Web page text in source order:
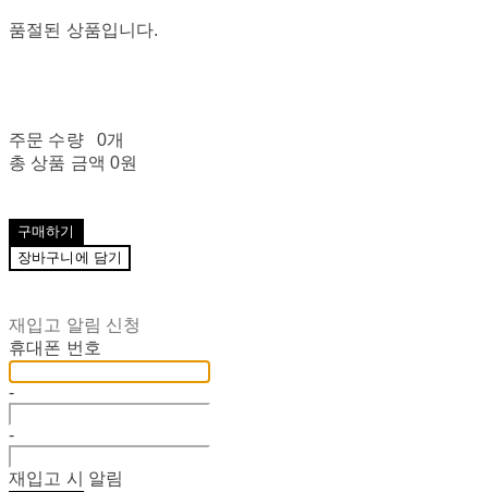
품절된 상품입니다.
주문 수량
0개
총 상품 금액 0원
구매하기
장바구니에 담기
재입고 알림 신청
휴대폰 번호
-
-
재입고 시 알림